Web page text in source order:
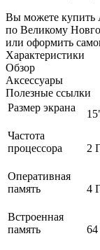
Вы можете купить
по Великому
или оформить
Характеристики
Обзор
Аксессуары
Полезные ссылки
Размер экрана
Частота
процессора
2
Оперативная
память
4
Встроенная
память